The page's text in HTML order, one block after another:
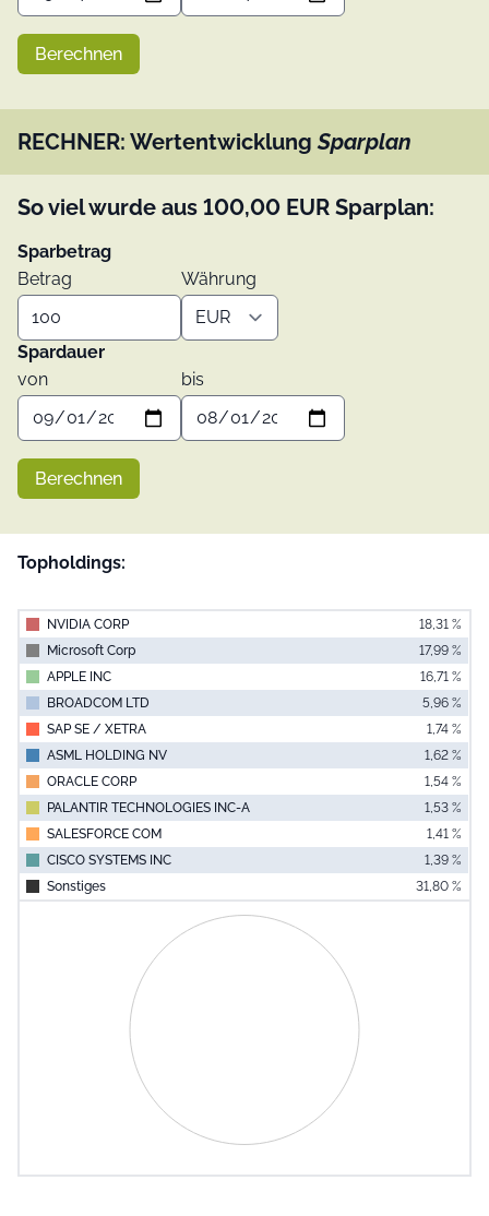
Berechnen
RECHNER: WertentwicklungSparplan
So viel wurde aus 100,00 EUR Sparplan:
Sparbetrag
Betrag
Währung
Spardauer
von
bis
Berechnen
Topholdings:
NVIDIA CORP
18,31 %
Microsoft Corp
17,99 %
APPLE INC
16,71 %
BROADCOM LTD
5,96 %
SAP SE / XETRA
1,74 %
ASML HOLDING NV
1,62 %
ORACLE CORP
1,54 %
PALANTIR TECHNOLOGIES INC-A
1,53 %
SALESFORCE COM
1,41 %
CISCO SYSTEMS INC
1,39 %
Sonstiges
31,80 %
Pie chart with 0 slices.
View as data table, Chart